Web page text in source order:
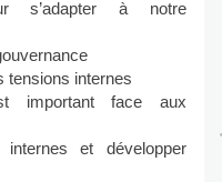
s’adapter à notre
tensions internes
important face aux
et développer